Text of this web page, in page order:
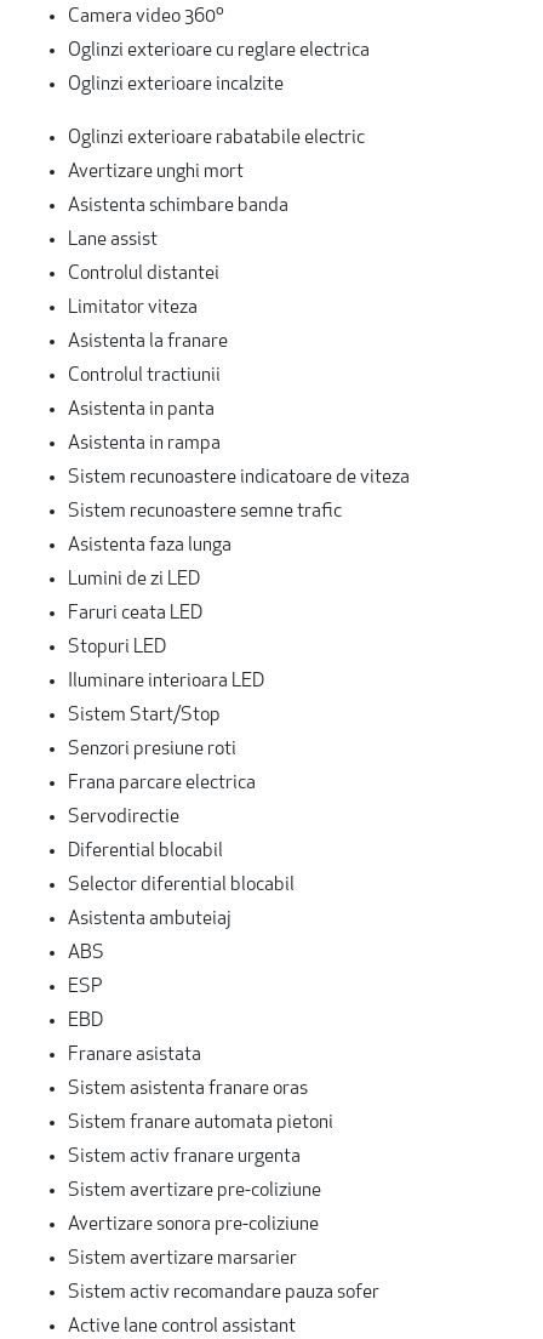
Camera video 360º
Oglinzi exterioare cu reglare electrica
Oglinzi exterioare incalzite
Oglinzi exterioare rabatabile electric
Avertizare unghi mort
Asistenta schimbare banda
Lane assist
Controlul distantei
Limitator viteza
Asistenta la franare
Controlul tractiunii
Asistenta in panta
Asistenta in rampa
Sistem recunoastere indicatoare de viteza
Sistem recunoastere semne trafic
Asistenta faza lunga
Lumini de zi LED
Faruri ceata LED
Stopuri LED
Iluminare interioara LED
Sistem Start/Stop
Senzori presiune roti
Frana parcare electrica
Servodirectie
Diferential blocabil
Selector diferential blocabil
Asistenta ambuteiaj
ABS
ESP
EBD
Franare asistata
Sistem asistenta franare oras
Sistem franare automata pietoni
Sistem activ franare urgenta
Sistem avertizare pre-coliziune
Avertizare sonora pre-coliziune
Sistem avertizare marsarier
Sistem activ recomandare pauza sofer
Active lane control assistant